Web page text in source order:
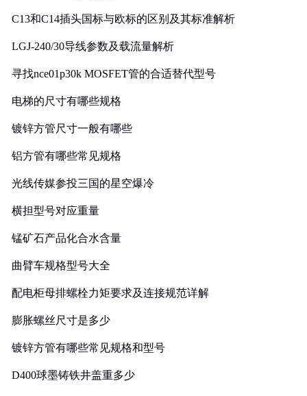
C13和C14插头国标与欧标的区别及其标准解析
LGJ-240/30导线参数及载流量解析
寻找nce01p30k MOSFET管的合适替代型号
电梯的尺寸有哪些规格
镀锌方管尺寸一般有哪些
铝方管有哪些常见规格
光线传媒参投三国的星空爆冷
横担型号对应重量
锰矿石产品化合水含量
曲臂车规格型号大全
配电柜母排螺栓力矩要求及连接规范详解
膨胀螺丝尺寸是多少
镀锌方管有哪些常见规格和型号
D400球墨铸铁井盖重多少